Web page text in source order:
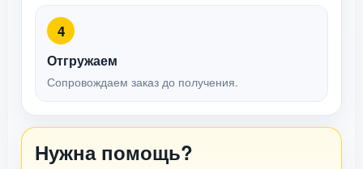
4
Отгружаем
Сопровождаем заказ до получения.
Нужна помощь?